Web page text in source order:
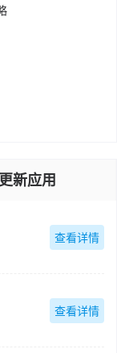
更新应用
查看详情
查看详情